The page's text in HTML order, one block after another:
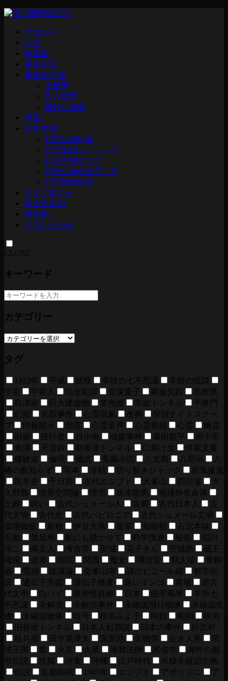
オカルト
心霊
陰謀論
都市伝説
未確認生物
水棲型
類人猿型
飛行生物型
予言
幻想生物
幻想生物日本
幻想生物ヨーロッパ
幻想生物アジア
幻想生物オセアニア
幻想生物中東
テクノロジー
超古代文明
建造物
お問い合わせ
CLOSE
キーワード
カテゴリー
タグ
1922年 平成 妖怪 学校の七不思議
学校の怪談
宇宙
宇宙人 完全犯罪 宜保愛子 家族失踪
島根県
島津家
巨大建造物 常光徹 常紋トンネル
平将門
幻獣
失踪事件 心霊現象 改葬
探偵ナイトスクー
プ
情報開示 怨霊 心霊音声 心霊番組 心霊
幽霊
御嶽
役行者 役小角 強盗事件 廣田龍平
府中市
奇譚
天逆鉾 新善波トンネル 口裂け女
伴家文書
修験道
倫理 儀式 兎園小説 八丈島 八咫烏
八
幡の藪知らず
写本 冷戦 切り裂きジャック
前鬼後鬼
医学史
千日前 古代エジプト 大峯山 四川省
大
久野島
境界空間論 堺市 坂本龍馬
地球外生命体
土葬
呪い 古代シュメール人 古蜀 古代日本人
古
代文明
古代史 古代バビロニア
古代シュメール文明
斎場御嶽
新種 伊豆大島 薬草 知能犯
石北本線
石胎
禁足地 私にも聴かせて 科学捜査 秘祭
稲川
淳二
縄文人 考古学 聖域 花子さん 茨城県
蔵王
権現
虚舟 病院 関西 魔女 飛頭蛮 類人猿
青銅
器
雪崩 陰謀論 金峯山寺 謎のビニール紐
都市伝
説
遺伝子系図 遺伝子検査 迷いインコ 農場
超古
代文明
白バイ 異所性妊娠 日本 曲亭馬琴
本所七
不思議
未解読 未解決事件 未確認飛行物体
未確認生
物
未確認物体 暗号 松谷みよ子 時効 昭和
映画
旧善波トンネル
日本人起源説 日本の事件
杉沢村
核兵器
田中嘉津夫 深泥池 生物学 生き人形
琉
球王国
狐 火災 火星 海難法師 民俗学
海外の都
市伝説
洗脳 河童 沖縄 江戸時代
水棲未確認生物
伝説
京都御苑 1945年 エジプト アボリジニ
ア